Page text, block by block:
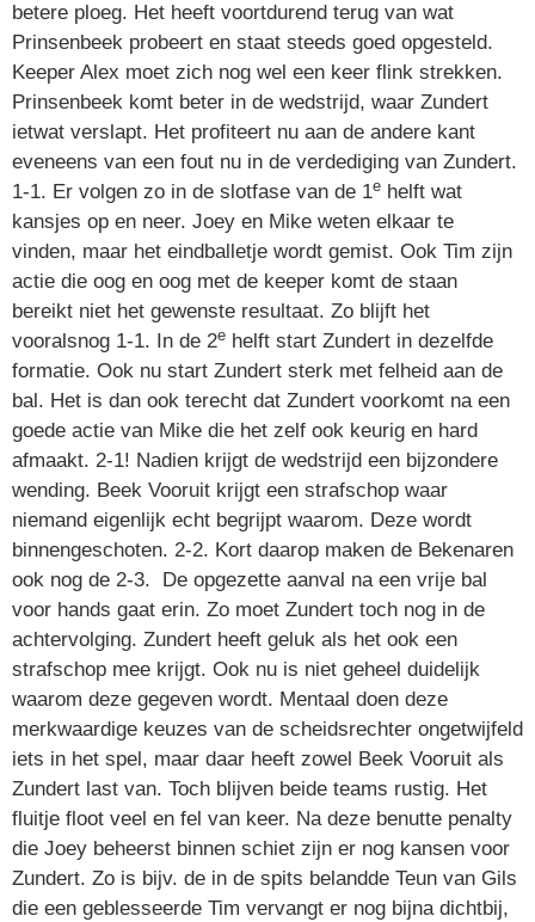
betere ploeg. Het heeft voortdurend terug van wat
Prinsenbeek probeert en staat steeds goed opgesteld.
Keeper Alex moet zich nog wel een keer flink strekken.
Prinsenbeek komt beter in de wedstrijd, waar Zundert
ietwat verslapt. Het profiteert nu aan de andere kant
eveneens van een fout nu in de verdediging van Zundert.
1-1. Er volgen zo in de slotfase van de 1e helft wat
kansjes op en neer. Joey en Mike weten elkaar te
vinden, maar het eindballetje wordt gemist. Ook Tim zijn
actie die oog en oog met de keeper komt de staan
bereikt niet het gewenste resultaat. Zo blijft het
vooralsnog 1-1. In de 2e helft start Zundert in dezelfde
formatie. Ook nu start Zundert sterk met felheid aan de
bal. Het is dan ook terecht dat Zundert voorkomt na een
goede actie van Mike die het zelf ook keurig en hard
afmaakt. 2-1! Nadien krijgt de wedstrijd een bijzondere
wending. Beek Vooruit krijgt een strafschop waar
niemand eigenlijk echt begrijpt waarom. Deze wordt
binnengeschoten. 2-2. Kort daarop maken de Bekenaren
ook nog de 2-3. De opgezette aanval na een vrije bal
voor hands gaat erin. Zo moet Zundert toch nog in de
achtervolging. Zundert heeft geluk als het ook een
strafschop mee krijgt. Ook nu is niet geheel duidelijk
waarom deze gegeven wordt. Mentaal doen deze
merkwaardige keuzes van de scheidsrechter ongetwijfeld
iets in het spel, maar daar heeft zowel Beek Vooruit als
Zundert last van. Toch blijven beide teams rustig. Het
fluitje floot veel en fel van keer. Na deze benutte penalty
die Joey beheerst binnen schiet zijn er nog kansen voor
Zundert. Zo is bijv. de in de spits belandde Teun van Gils
die een geblesseerde Tim vervangt er nog bijna dichtbij,